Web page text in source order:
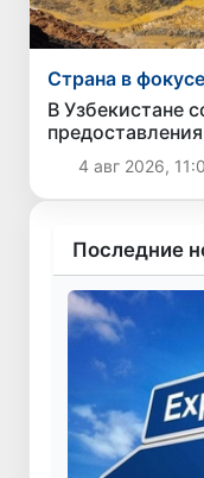
Страна в фокусе
В Узбекистане
4 авг 2026,
Последние